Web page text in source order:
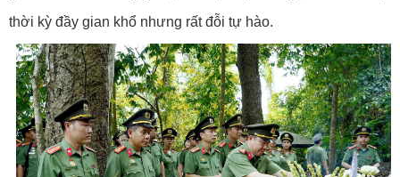
thời kỳ đầy gian khổ nhưng rất đỗi tự hào.